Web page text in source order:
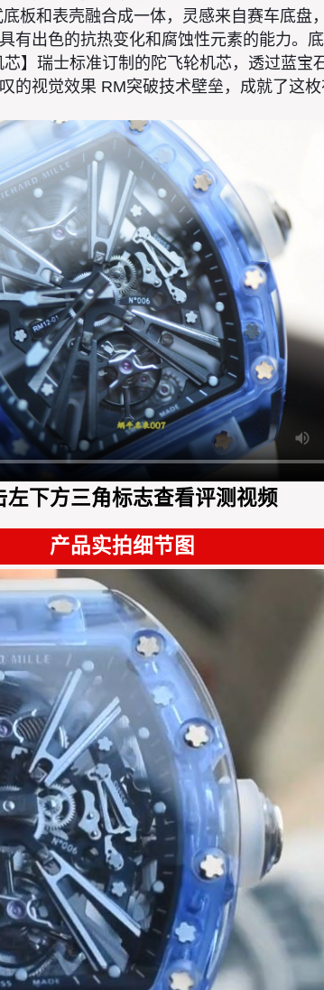
板和表壳融合成一体，灵感来自赛车底
有出色的抗热变化和腐蚀性元素的能力。
】瑞士标准订制的陀飞轮机芯，透过蓝
的视觉效果 RM突破技术壁垒，成就了这
左下方三角标志查看评测视频
产品实拍细节图